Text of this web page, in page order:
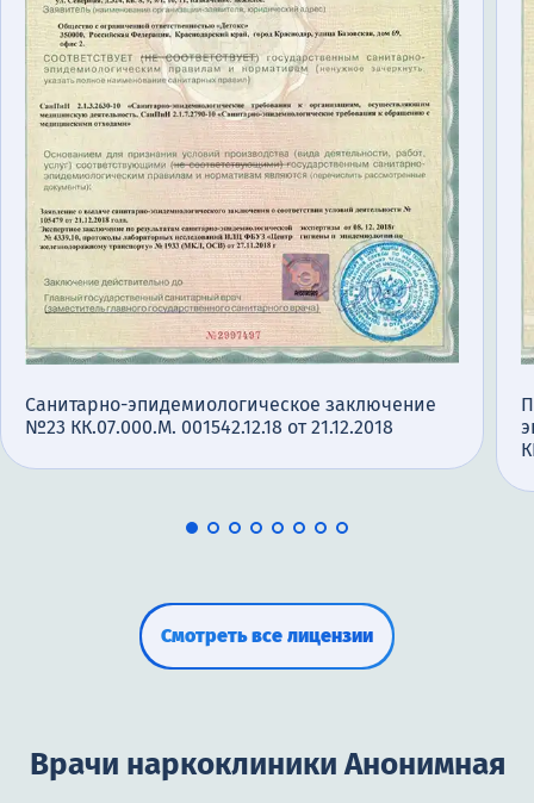
Санитарно-эпидемиологическое заключение
№23 КК.07.000.М. 001542.12.18 от 21.12.2018
Смотреть все лицензии
Врачи наркоклиники Анонимная